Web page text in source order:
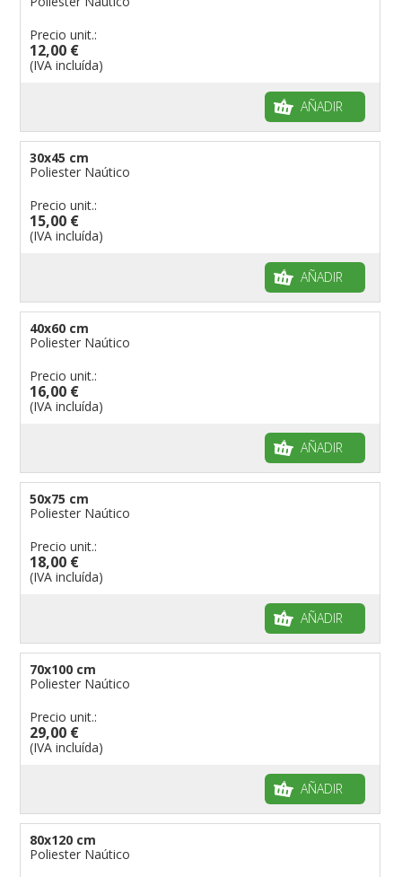
Banderas para fiestas
Precio unit.:
12,00 €
(IVA incluída)
AÑADIR
30x45 cm
Poliester Naútico
Precio unit.:
15,00 €
(IVA incluída)
AÑADIR
40x60 cm
Poliester Naútico
Precio unit.:
16,00 €
(IVA incluída)
AÑADIR
50x75 cm
Poliester Naútico
Precio unit.:
18,00 €
(IVA incluída)
AÑADIR
70x100 cm
Poliester Naútico
Precio unit.:
29,00 €
(IVA incluída)
AÑADIR
80x120 cm
Poliester Naútico